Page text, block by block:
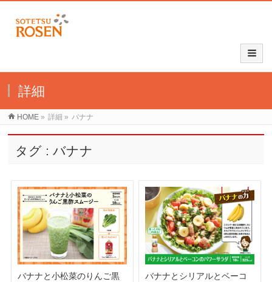
詳細
HOME » 詳細 » バナナ
タグ : バナナ
バナナと小松菜のりんご黒
バナナとシリアルとベーコ